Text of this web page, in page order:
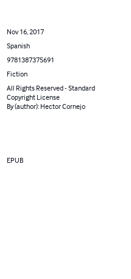
Nov 16, 2017
Spanish
9781387375691
Fiction
All Rights Reserved - Standard
Copyright License
By (author): Hector Cornejo
EPUB